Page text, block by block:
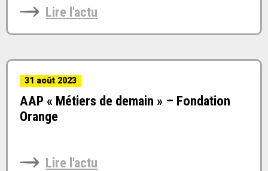
Lire l'actu
31 août 2023
AAP « Métiers de demain » – Fondation
Orange
Lire l'actu